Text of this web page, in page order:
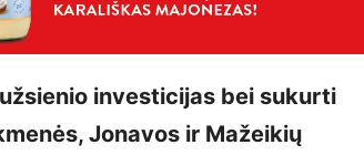
investicijas bei sukurti
Jonavos ir Mažeikių